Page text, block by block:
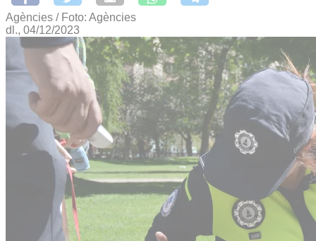
Agències / Foto: Agències
dl., 04/12/2023